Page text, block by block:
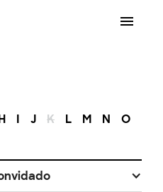
I J K L M N O